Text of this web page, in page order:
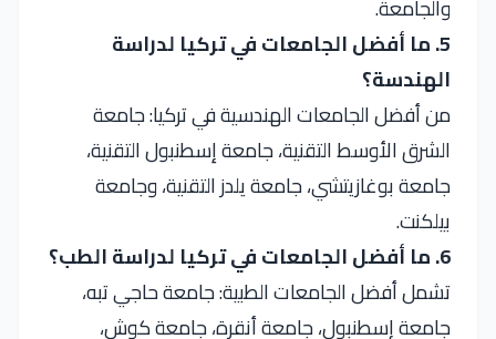
والجامعة.
5. ما أفضل الجامعات في تركيا لدراسة
الهندسة؟
من أفضل الجامعات الهندسية في تركيا: جامعة
الشرق الأوسط التقنية، جامعة إسطنبول التقنية،
جامعة بوغازيتشي، جامعة يلدز التقنية، وجامعة
بيلكنت.
6. ما أفضل الجامعات في تركيا لدراسة الطب؟
تشمل أفضل الجامعات الطبية: جامعة حاجي تبه،
جامعة إسطنبول، جامعة أنقرة، جامعة كوش،